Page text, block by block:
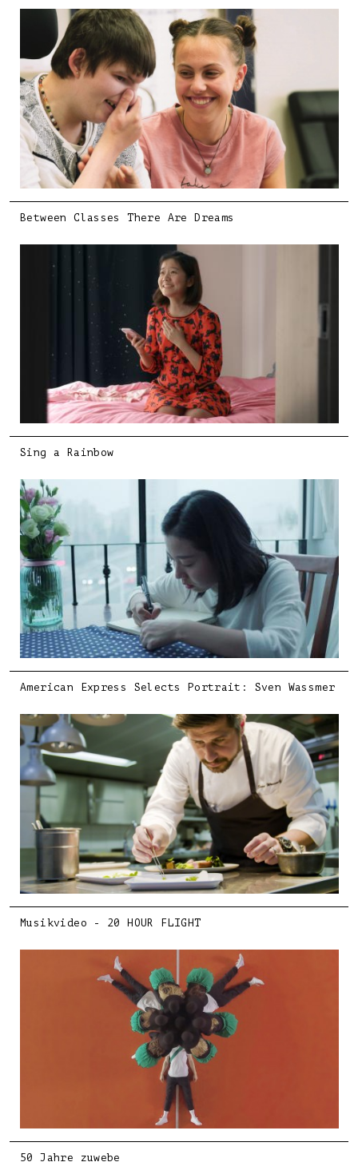
Between Classes There Are Dreams
Sing a Rainbow
American Express Selects Portrait: Sven Wassmer
Musikvideo - 20 HOUR FLIGHT
50 Jahre zuwebe